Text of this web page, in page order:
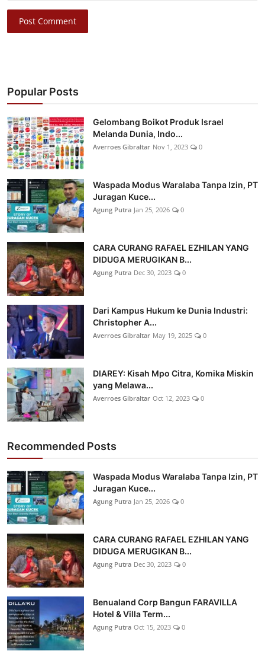
Post Comment
Popular Posts
Gelombang Boikot Produk Israel
Melanda Dunia, Indo...
Averroes Gibraltar Nov 1, 2023 0
Waspada Modus Waralaba Tanpa Izin, PT
Juragan Kuce...
Agung Putra Jan 25, 2026 0
CARA CURANG RAFAEL EZHILAN YANG
DIDUGA MERUGIKAN B...
Agung Putra Dec 30, 2023 0
Dari Kampus Hukum ke Dunia Industri:
Christopher A...
Averroes Gibraltar May 19, 2025 0
DIAREY: Kisah Mpo Citra, Komika Miskin
yang Melawa...
Averroes Gibraltar Oct 12, 2023 0
Recommended Posts
Waspada Modus Waralaba Tanpa Izin, PT
Juragan Kuce...
Agung Putra Jan 25, 2026 0
CARA CURANG RAFAEL EZHILAN YANG
DIDUGA MERUGIKAN B...
Agung Putra Dec 30, 2023 0
Benualand Corp Bangun FARAVILLA
Hotel & Villa Term...
Agung Putra Oct 15, 2023 0